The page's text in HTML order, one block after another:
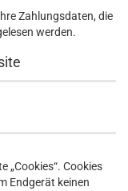
Zahlungsdaten, die
werden.
„Cookies“. Cookies
Endgerät keinen